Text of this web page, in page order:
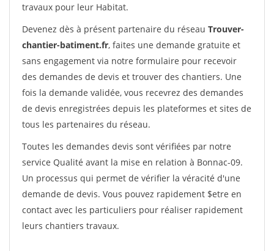
travaux pour leur Habitat.
Devenez dès à présent partenaire du réseau Trouver-
chantier-batiment.fr, faites une demande gratuite et
sans engagement via notre formulaire pour recevoir
des demandes de devis et trouver des chantiers. Une
fois la demande validée, vous recevrez des demandes
de devis enregistrées depuis les plateformes et sites de
tous les partenaires du réseau.
Toutes les demandes devis sont vérifiées par notre
service Qualité avant la mise en relation à Bonnac-09.
Un processus qui permet de vérifier la véracité d'une
demande de devis. Vous pouvez rapidement $etre en
contact avec les particuliers pour réaliser rapidement
leurs chantiers travaux.